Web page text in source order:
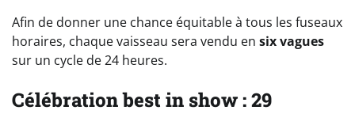
Afin de donner une chance équitable à tous les fuseaux
horaires, chaque vaisseau sera vendu en six vagues
sur un cycle de 24 heures.
Célébration best in show : 29